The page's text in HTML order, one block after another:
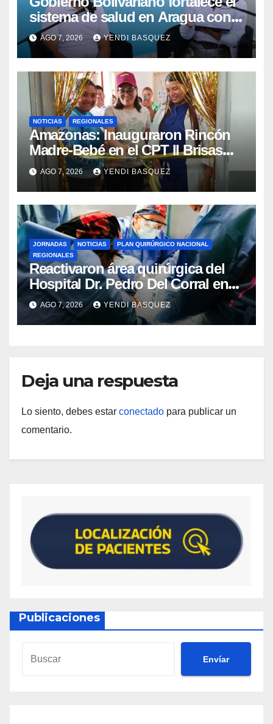
sistema de salud en Aragua con
la reinauguración del CDI La Mora
AGO 7, 2026 YENDI BASQUEZ
NOTICIAS REGIONALES
​Amazonas: Inauguraron Rincón
Madre-Bebé en el CPT II Brisas
del Aeropuerto ​Inauguraron
Rincón
AGO 7, 2026 YENDI BASQUEZ
JORNADAS NOTICIAS
PLAN QUIRÚRGICO NACIONAL
REGIONALES
Reactivaron área quirúrgica del
Hospital Dr. Pedro Del Corral en
Guárico
AGO 7, 2026 YENDI BASQUEZ
Deja una respuesta
Lo siento, debes estar conectado para publicar un
comentario.
Publicaciones
Envíar